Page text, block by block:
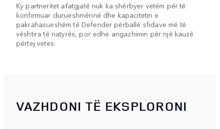
Ky partneritet afatgjatë nuk ka shërbyer vetëm për të
konfirmuar durueshmërinë dhe kapacitetin e
pakrahasueshëm të Defender përballë sfidave më të
vështira të natyrës, por edhe angazhimin për një kauzë
përtej vetes.
VAZHDONI TË EKSPLORONI